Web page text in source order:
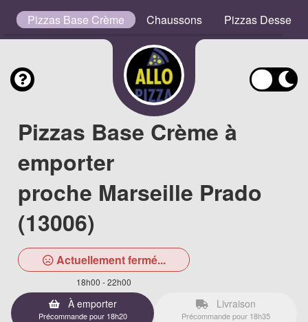
Pizzas Base Crème Chaussons Pizzas Desserts
Pizzas Base Crème à
emporter
proche Marseille Prado
(13006)
Actuellement fermé...
18h00 - 22h00
À emporter
Précommande pour 18h20
Livraison
Précommande pour 18h35